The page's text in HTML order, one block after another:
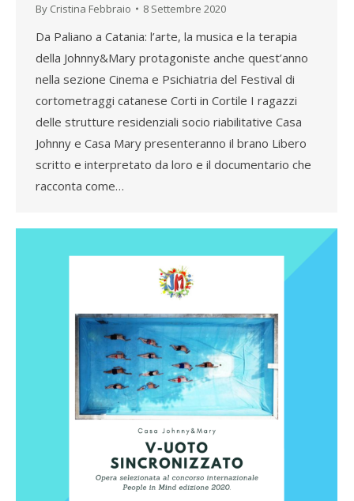
By Cristina Febbraio 8 Settembre 2020
Da Paliano a Catania: l’arte, la musica e la terapia
della Johnny&Mary protagoniste anche quest’anno
nella sezione Cinema e Psichiatria del Festival di
cortometraggi catanese Corti in Cortile I ragazzi
delle strutture residenziali socio riabilitative Casa
Johnny e Casa Mary presenteranno il brano Libero
scritto e interpretato da loro e il documentario che
racconta come…